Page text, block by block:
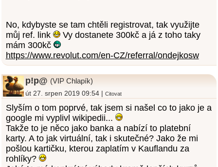
No, kdybyste se tam chtěli registrovat, tak využijte
můj ref. link
Vy dostanete 300kč a já z toho taky
mám 300kč
https://www.revolut.com/en-CZ/referral/ondejkosw
p!p@ (VIP Chlapík)
út 27. srpen 2019 09:54 |Citovat
Slyším o tom poprvé, tak jsem si našel co to jako je a
google mi vyplivl wikipedii...
Takže to je něco jako banka a nabízí to platební
karty. A to jak virtuální, tak i skutečné? Jako že mi
pošlou kartičku, kterou zaplatím v Kauflandu za
rohlíky?